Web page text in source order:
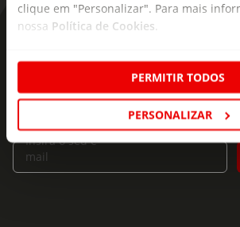
clique em "Personalizar". Para mais
nossa Política de Cookies.
PERMITIR TODOS
PERSONALIZAR
As novidades mais frescas
seu e-mail!
Subscreva e descubra campanhas
ofertas e novidades para si.
Insira o seu e-
mail